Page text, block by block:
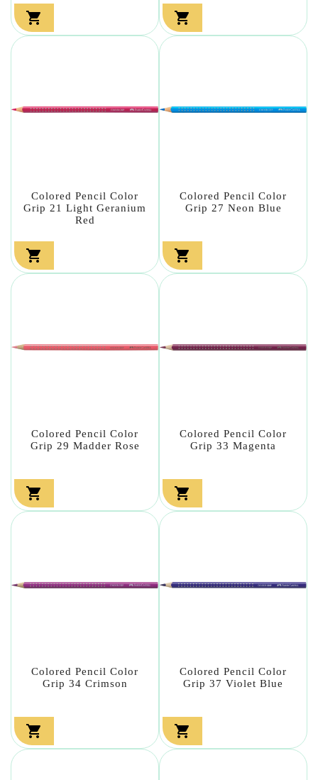
 
Colored Pencil Color
Grip 21 Light Geranium
Red

Colored Pencil Color
Grip 27 Neon Blue

Colored Pencil Color
Grip 29 Madder Rose

Colored Pencil Color
Grip 33 Magenta

Colored Pencil Color
Grip 34 Crimson

Colored Pencil Color
Grip 37 Violet Blue
